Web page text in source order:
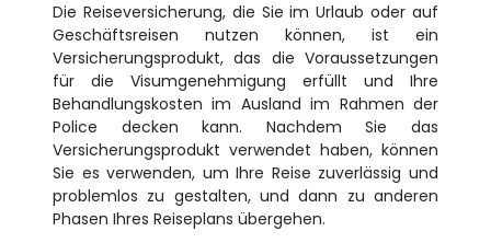
Die Reiseversicherung, die Sie im Urlaub oder auf
Geschäftsreisen nutzen können, ist ein
Versicherungsprodukt, das die Voraussetzungen
für die Visumgenehmigung erfüllt und Ihre
Behandlungskosten im Ausland im Rahmen der
Police decken kann. Nachdem Sie das
Versicherungsprodukt verwendet haben, können
Sie es verwenden, um Ihre Reise zuverlässig und
problemlos zu gestalten, und dann zu anderen
Phasen Ihres Reiseplans übergehen.